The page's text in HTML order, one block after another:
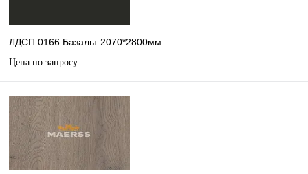
ЛДСП 0166 Базальт 2070*2800мм
Цена по запросу